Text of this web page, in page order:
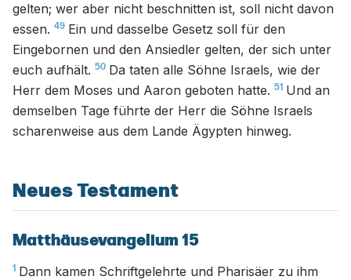
gelten; wer aber nicht beschnitten ist, soll nicht davon
essen. 49 Ein und dasselbe Gesetz soll für den
Eingebornen und den Ansiedler gelten, der sich unter
euch aufhält. 50 Da taten alle Söhne Israels, wie der
Herr dem Moses und Aaron geboten hatte. 51 Und an
demselben Tage führte der Herr die Söhne Israels
scharenweise aus dem Lande Ägypten hinweg.
Neues Testament
Matthäusevangelium 15
1 Dann kamen Schriftgelehrte und Pharisäer zu ihm